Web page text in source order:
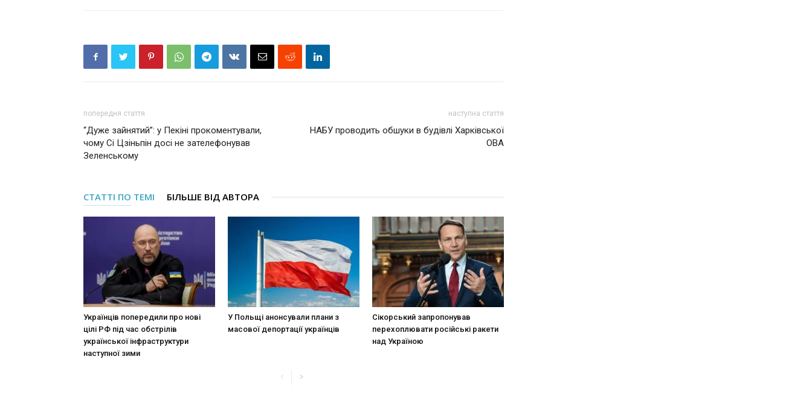
попередня стаття
“Дуже зайнятий”: у Пекіні прокоментували,
чому Сі Цзіньпін досі не зателефонував
Зеленському
наступна стаття
НАБУ проводить обшуки в будівлі Харківської
ОВА
СТАТТІ ПО ТЕМІ БІЛЬШЕ ВІД АВТОРА
Українців попередили про нові
цілі РФ під час обстрілів
української інфраструктури
наступної зими
У Польщі анонсували плани з
масової депортації українців
Сікорський запропонував
перехоплювати російські ракети
над Україною